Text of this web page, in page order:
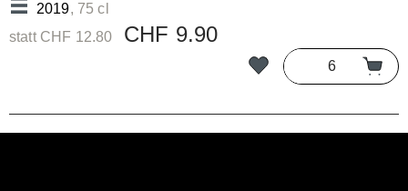
2019, 75 cl
statt CHF 12.80 CHF 9.90